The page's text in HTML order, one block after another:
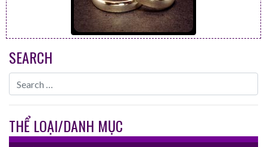
SEARCH
THỂ LOẠI/DANH MỤC